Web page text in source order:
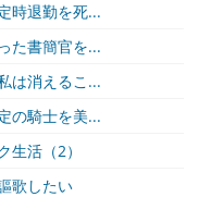
時退勤を死...
た書簡官を...
は消えるこ...
の騎士を美...
活（2）
歌したい